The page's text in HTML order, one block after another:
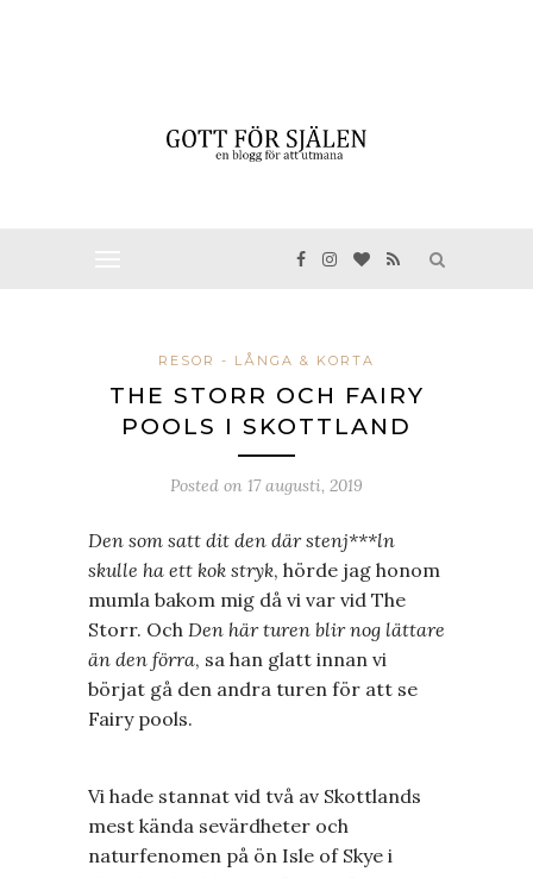
RESOR - LÅNGA & KORTA
THE STORR OCH FAIRY
POOLS I SKOTTLAND
Posted on 17 augusti, 2019
Den som satt dit den där stenj***ln
skulle ha ett kok stryk, hörde jag honom
mumla bakom mig då vi var vid The
Storr. Och Den här turen blir nog lättare
än den förra, sa han glatt innan vi
börjat gå den andra turen för att se
Fairy pools.
Vi hade stannat vid två av Skottlands
mest kända sevärdheter och
naturfenomen på ön Isle of Skye i